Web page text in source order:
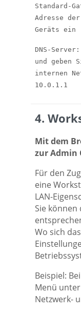
Standard-
Adresse
Geräts ein
DNS-
und geben
internen
10.0.1.1
4.
Mit dem
zur Admin
Für den
eine
LAN-
Sie
Wo sich
Beispiel:
Menü
Netzwerk-